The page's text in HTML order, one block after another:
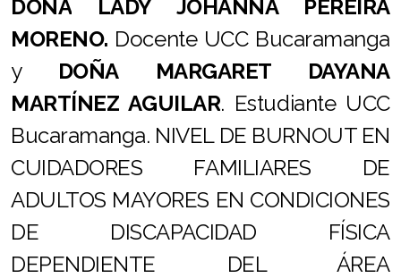
DOÑA
LADY JOHANNA PEREIRA
MORENO. Docente UCC Bucaramanga
y DOÑA
MARGARET DAYANA
MARTÍNEZ AGUILAR. Estudiante UCC
Bucaramanga. NIVEL DE BURNOUT EN
CUIDADORES FAMILIARES DE
ADULTOS MAYORES EN CONDICIONES
DE DISCAPACIDAD FÍSICA
DEPENDIENTE DEL ÁREA